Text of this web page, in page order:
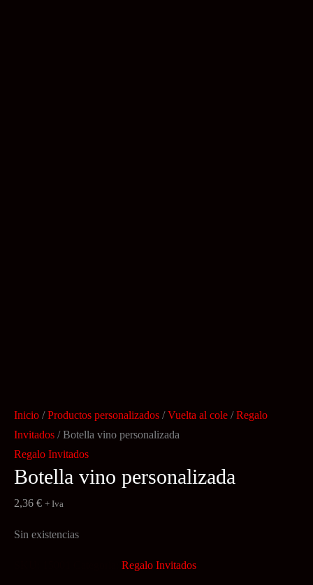
Inicio /Productos personalizados /Vuelta al cole /Regalo
Invitados / Botella vino personalizada
Regalo Invitados
Botella vino personalizada
2,36 € + Iva
Sin existencias
Regalo Invitados